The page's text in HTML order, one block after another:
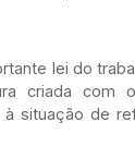
lei do
criada com
à situação de